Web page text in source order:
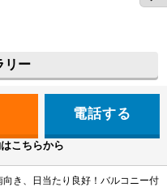
リー
電話する
こちらから
き、日当たり良好！バルコニー付